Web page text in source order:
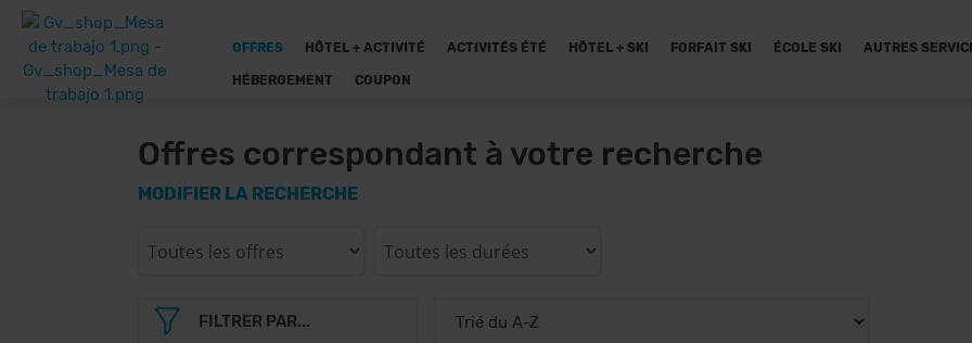
OFFRES HÔTEL + ACTIVITÉ ACTIVITÉS ÉTÉ HÔTEL + SKI FORFAIT SKI ÉCOLE SKI AUTRES
HÉBERGEMENT COUPON
Offres correspondant à votre recherche
MODIFIER LA RECHERCHE
FILTRER PAR...